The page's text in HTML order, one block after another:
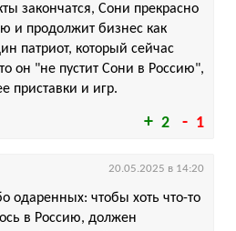
2 1
закончатся, Сони прекрасно
и продолжит бизнес как
патриот, который сейчас
он "не пустит Сони в Россию",
приставки и игр.
одаренных: чтобы хоть что-то
в Россию, должен
20.05.2025 в 14:20